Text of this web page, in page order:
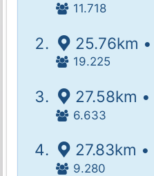
11.718
25.76km •
19.225
27.58km •
6.633
27.83km •
9.280